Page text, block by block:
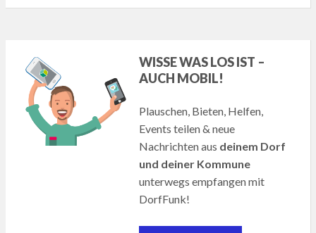
WISSE WAS LOS IST –
AUCH MOBIL!
Plauschen, Bieten, Helfen,
Events teilen & neue
Nachrichten aus deinem Dorf
und deiner Kommune
unterwegs empfangen mit
DorfFunk!